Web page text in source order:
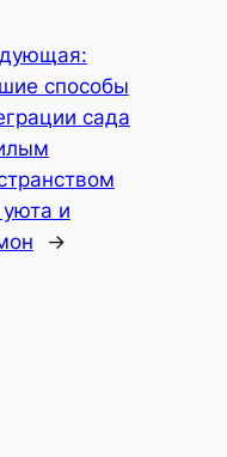
способы
сада
и
→